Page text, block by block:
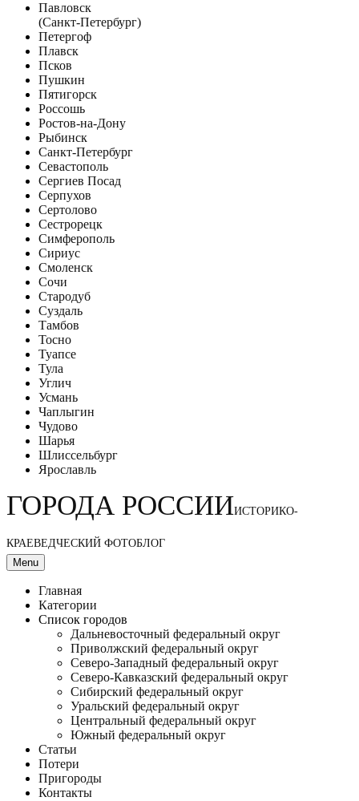
Павловск
(Санкт-Петербург)
Петергоф
Плавск
Псков
Пушкин
Пятигорск
Россошь
Ростов-на-Дону
Рыбинск
Санкт-Петербург
Севастополь
Сергиев Посад
Серпухов
Сертолово
Сестрорецк
Симферополь
Сириус
Смоленск
Сочи
Стародуб
Суздаль
Тамбов
Тосно
Туапсе
Тула
Углич
Усмань
Чаплыгин
Чудово
Шарья
Шлиссельбург
Ярославль
ГОРОДА РОССИИИСТОРИКО-
КРАЕВЕДЧЕСКИЙ ФОТОБЛОГ
Menu
Главная
Категории
Список городов
Дальневосточный федеральный округ
Приволжский федеральный округ
Северо-Западный федеральный округ
Северо-Кавказский федеральный округ
Сибирский федеральный округ
Уральский федеральный округ
Центральный федеральный округ
Южный федеральный округ
Статьи
Потери
Пригороды
Контакты